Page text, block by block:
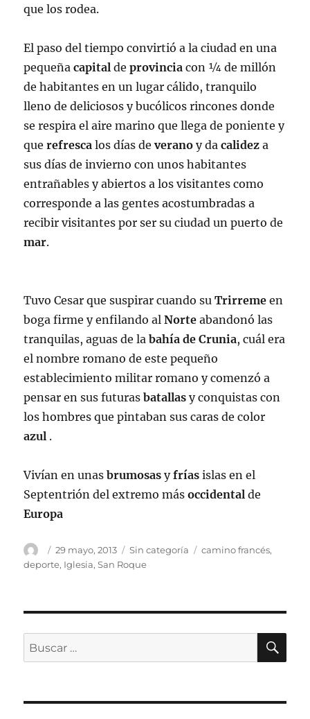
que los rodea.
El paso del tiempo convirtió a la ciudad en una
pequeñacapital deprovincia con ¼ de millón
de habitantes en un lugar cálido, tranquilo
lleno de deliciosos y bucólicos rincones donde
se respira el aire marino que llega de poniente y
querefresca los días deverano y dacalidez a
sus días de invierno con unos habitantes
entrañables y abiertos a los visitantes como
corresponde a las gentes acostumbradas a
recibir visitantes por ser su ciudad un puerto de
mar.
Tuvo Cesar que suspirar cuando suTrirreme en
boga firme y enfilando alNorte abandonó las
tranquilas, aguas de labahía de Crunia, cuál era
el nombre romano de este pequeño
establecimiento militar romano y comenzó a
pensar en sus futurasbatallas y conquistas con
los hombres que pintaban sus caras de color
azul .
Vivían en unasbrumosas yfrías islas en el
Septentrión del extremo másoccidental de
Europa
Autor
Publicado
el
29 mayo, 2013 Categorías
Sin categoría Etiquetas
camino francés,
deporte, Iglesia,San Roque
Buscar
por: